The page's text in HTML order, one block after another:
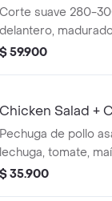
Corte suave 280-
delantero,
400ml.
$ 59.900
Chicken Salad +
Pechuga de pollo
lechuga, tomate,
maduritos + Gaseosa
$ 35.900